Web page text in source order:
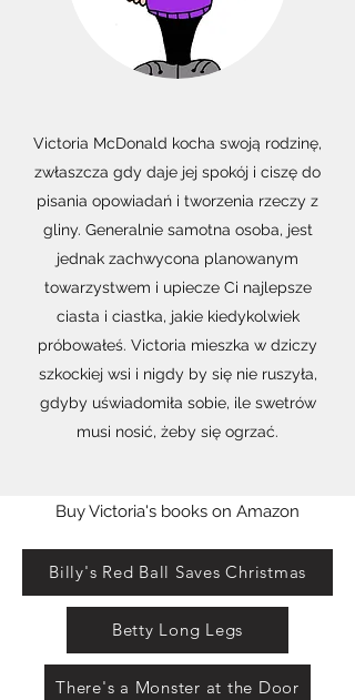
Victoria McDonald kocha swoją rodzinę,
zwłaszcza gdy daje jej spokój i ciszę do
pisania opowiadań i tworzenia rzeczy z
gliny. Generalnie samotna osoba, jest
jednak zachwycona planowanym
towarzystwem i upiecze Ci najlepsze
ciasta i ciastka, jakie kiedykolwiek
próbowałeś. Victoria mieszka w dziczy
szkockiej wsi i nigdy by się nie ruszyła,
gdyby uświadomiła sobie, ile swetrów
musi nosić, żeby się ogrzać.
Buy Victoria's books on Amazon
Billy's Red Ball Saves Christmas
Betty Long Legs
There's a Monster at the Door